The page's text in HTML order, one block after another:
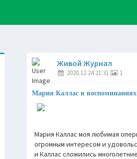
Живой Журнал
2020.12.24 21:31 1
Мария Каллас в
Мария Каллас моя любимая
огромным интересом и
и Каллас сложились